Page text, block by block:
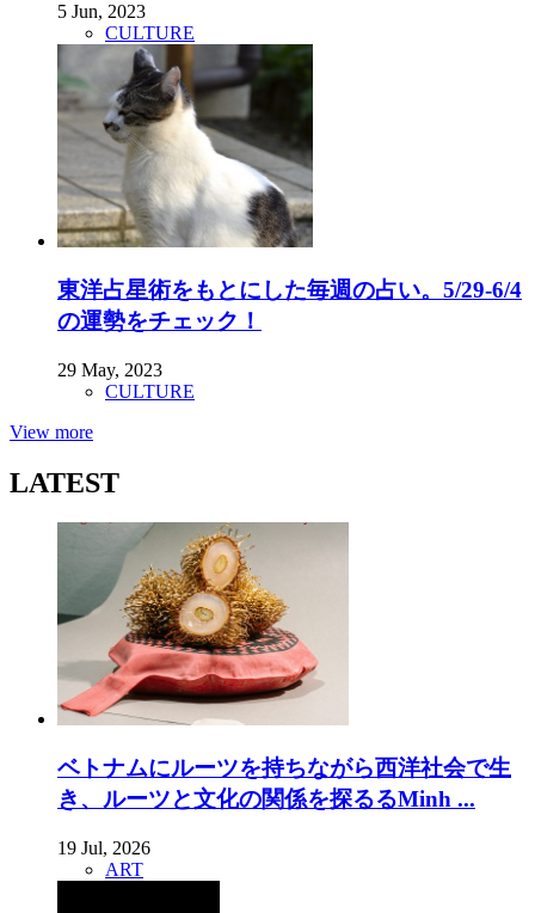
5 Jun, 2023
CULTURE
東洋占星術をもとにした毎週の占い。5/29-6/4
の運勢をチェック！
29 May, 2023
CULTURE
View more
LATEST
ベトナムにルーツを持ちながら西洋社会で生
き、ルーツと文化の関係を探るるMinh ...
19 Jul, 2026
ART